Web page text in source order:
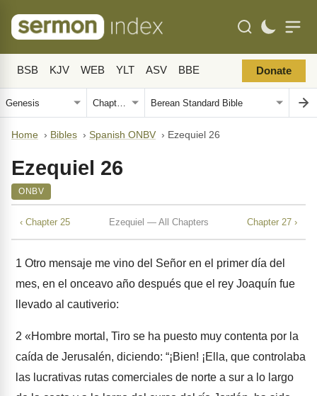
BSB KJV WEB YLT ASV BBE Donate
Home › Bibles › Spanish ONBV › Ezequiel 26
Ezequiel 26
ONBV
‹ Chapter 25 Ezequiel — All Chapters Chapter 27 ›
1 Otro mensaje me vino del Señor en el primer día del
mes, en el onceavo año después que el rey Joaquín fue
llevado al cautiverio:
2 «Hombre mortal, Tiro se ha puesto muy contenta por la
caída de Jerusalén, diciendo: “¡Bien! ¡Ella, que controlaba
las lucrativas rutas comerciales de norte a sur a lo largo